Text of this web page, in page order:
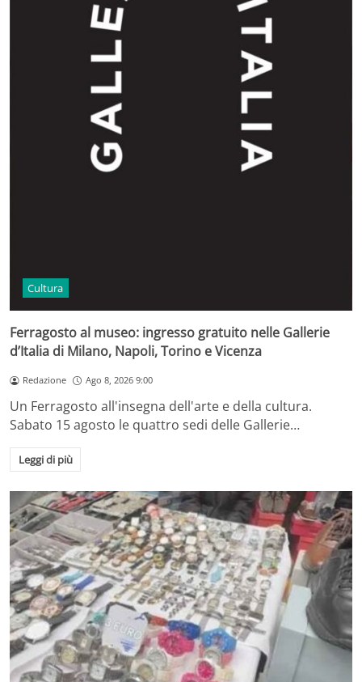
Cultura
Ferragosto al museo: ingresso gratuito nelle Gallerie
d’Italia di Milano, Napoli, Torino e Vicenza
Redazione Ago 8, 2026 9:00
Un Ferragosto all'insegna dell'arte e della cultura.
Sabato 15 agosto le quattro sedi delle Gallerie…
Leggi di più